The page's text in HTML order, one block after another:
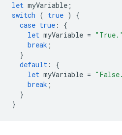
let myVariable ;
switch ( true )
{
case true :
{
let myVariable = "True."
break ;
}
default :
{
let myVariable =
break ;
}
}